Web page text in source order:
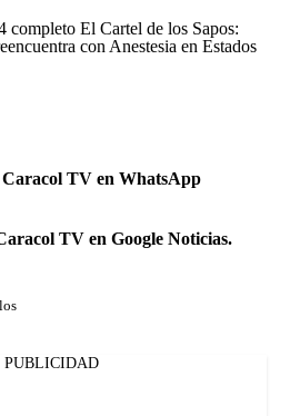
completo El Cartel de los Sapos:
con Anestesia en Estados
Caracol TV en WhatsApp
TV en Google Noticias.
PUBLICIDAD